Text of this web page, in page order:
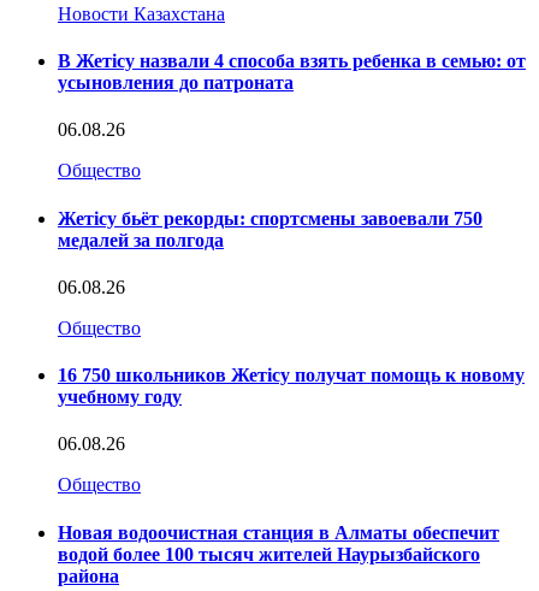
Новости Казахстана
В Жетісу назвали 4 способа взять ребенка в семью: от
усыновления до патроната
06.08.26
Общество
Жетісу бьёт рекорды: спортсмены завоевали 750
медалей за полгода
06.08.26
Общество
16 750 школьников Жетісу получат помощь к новому
учебному году
06.08.26
Общество
Новая водоочистная станция в Алматы обеспечит
водой более 100 тысяч жителей Наурызбайского
района